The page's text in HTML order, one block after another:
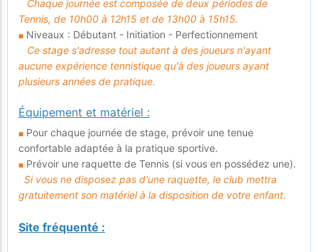
Chaque journée est composée de deux périodes de
Tennis, de 10h00 à 12h15 et de 13h00 à 15h15.
■ Niveaux : Débutant - Initiation - Perfectionnement
Ce stage s'adresse tout autant à des joueurs n'ayant
aucune expérience tennistique qu'à des joueurs ayant
plusieurs années de pratique.
Équipement et matériel :
■ Pour chaque journée de stage, prévoir une tenue
confortable adaptée à la pratique sportive.
■ Prévoir une raquette de Tennis (si vous en possédez une).
Si vous ne disposez pas d'une raquette, le club mettra
gratuitement son matériel à la disposition de votre enfant.
Site fréquenté :